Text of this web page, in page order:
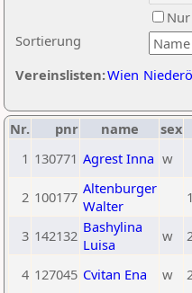
Sortierung
Vereinslisten:Wien
Nr. pnr name sex
1 130771 Agrest Inna w
2 100177 Altenburger
Walter
3 142132 Bashylina
Luisa
w
4 127045 Cvitan Ena w